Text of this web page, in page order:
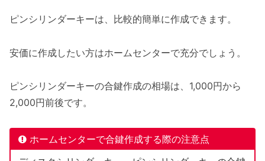
ピンシリンダーキーは、比較的簡単に作成できます。
安価に作成したい方はホームセンターで充分でしょう。
ピンシリンダーキーの合鍵作成の相場は、1,000円から
2,000円前後です。
ホームセンターで合鍵作成する際の注意点